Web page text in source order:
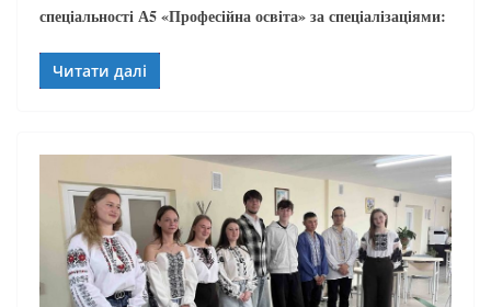
спеціальності А5 «Професійна освіта» за спеціалізаціями:
Читати далі